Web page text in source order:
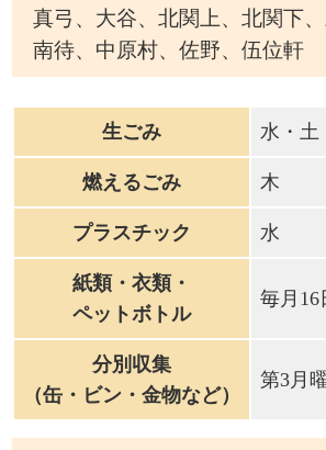
真弓、大谷、北関上、北関下、
南待、中原村、佐野、伍位軒
生ごみ 水・土
燃えるごみ 木
プラスチック 水
紙類・衣類・
ペットボトル
毎月16
分別収集
（缶・ビン・金物など）
第3月